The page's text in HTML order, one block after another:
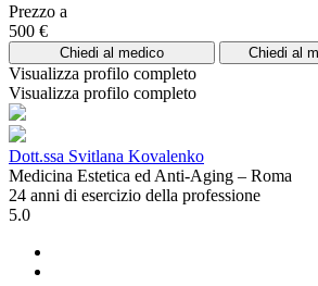
Prezzo a
500 €
Chiedi al medico Chiedi al
Visualizza profilo completo
Visualizza profilo completo
Dott.ssa Svitlana Kovalenko
Medicina Estetica ed Anti-Aging – Roma
24 anni di esercizio della professione
5.0